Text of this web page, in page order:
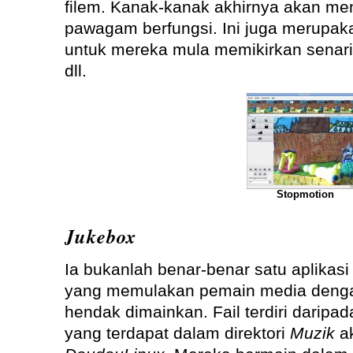
filem. Kanak-kanak akhirnya akan
pawagam berfungsi. Ini juga
untuk mereka mula memikirkan
dll.
Stopmotion
Jukebox
Ia bukanlah benar-benar satu
yang memulakan pemain media
hendak dimainkan. Fail terdiri
yang terdapat dalam direktori Muzik